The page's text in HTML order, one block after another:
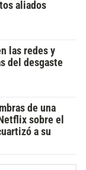
aliados
las redes y
del desgaste
de una
sobre el
a su